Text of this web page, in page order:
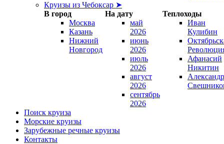
Круизы из Чебоксар ➤
В город
На дату
Теплоходы
Москва
Казань
Нижний
Новгород
май
2026
июнь
2026
июль
2026
август
2026
сентябрь
2026
Иван
Кулибин
Афанасий
Никитин
Александр
Поиск круиза
Морские круизы
Зарубежные речные круизы
Контакты